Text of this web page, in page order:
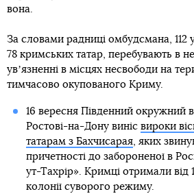
вона.
За словами радниці омбудсмана, 112
78 кримських татар, перебувають в
увʼязненні в місцях несвободи на
тимчасово окупованого Криму.
16 вересня Південний окружний
Ростові-на-Дону виніс вироки
татарам з Бахчисарая, яких
причетності до забороненої в
ут-Тахрір». Кримці отримали від
колонії суворого режиму.